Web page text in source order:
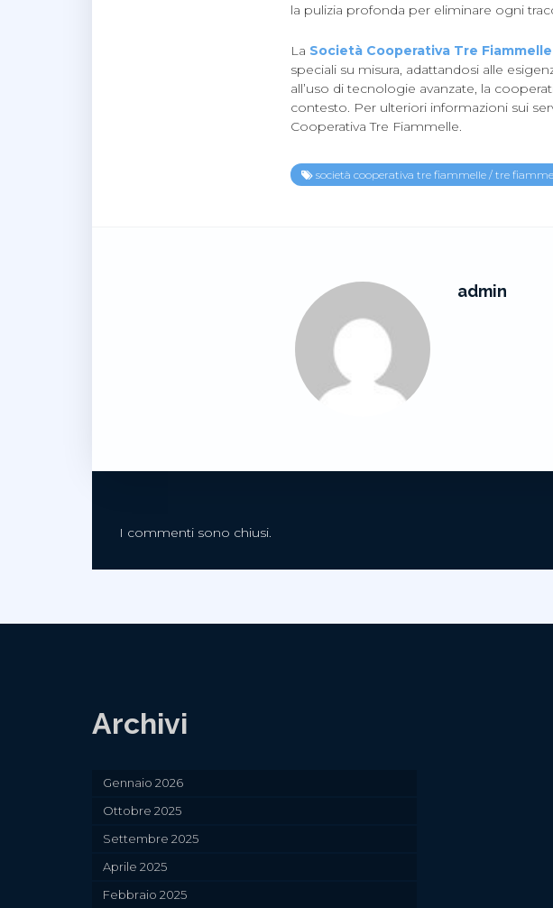
la pulizia profonda per eliminare ogni
La Società Cooperativa Tre Fiammelle
speciali su misura, adattandosi alle
all’uso di tecnologie avanzate, la
contesto. Per ulteriori informazioni sui
Cooperativa Tre Fiammelle.
società cooperativa tre fiammelle / tre
admin
I commenti sono chiusi.
Archivi
Gennaio 2026
Ottobre 2025
Settembre 2025
Aprile 2025
Febbraio 2025